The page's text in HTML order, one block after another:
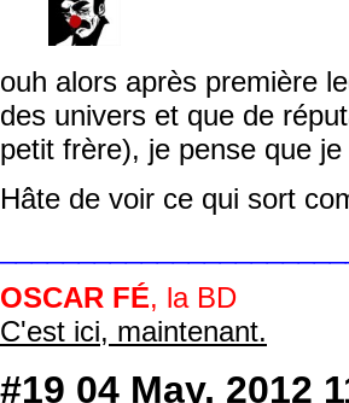
ouh alors après première
des univers et que de
petit frère), je pense que
Hâte de voir ce qui sort
OSCAR FÉ, la BD
C'est ici, maintenant.
#19 04 May, 2012